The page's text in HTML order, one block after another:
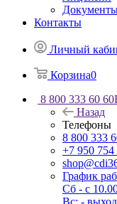
Контакты
Личный
Корзина0
8 800 333 60 60
Назад
Телефоны
8 800 333
+7 950 754
График
Сб - с
Вс: -